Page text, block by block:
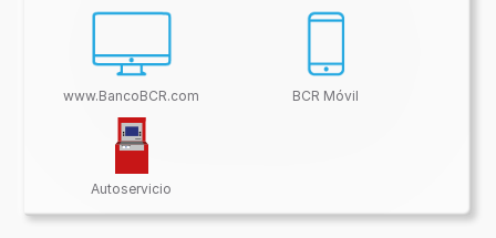
www.BancoBCR.com BCR Móvil
Autoservicio